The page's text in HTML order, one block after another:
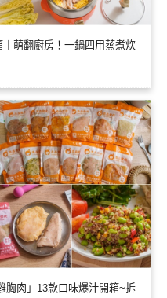
｜萌翻廚房！一鍋四用蒸煮炊
胸肉」13款口味爆汁開箱~拆